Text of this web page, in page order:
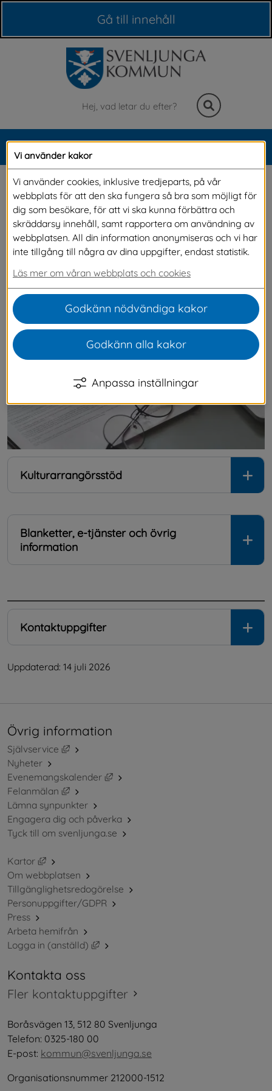
Gå till innehåll
Sök
Meny
Bidrag och stipendier
inom kultur
Vill du söka kulturarrangörsstöd? Då har du
kommit rätt! På denna sida hittar du
erbjuder och hur du ansöker om dessa.
Kulturarrangörsstöd
Blanketter, e-tjänster och övrig
information
Kontaktuppgifter
Uppdaterad: 14 juli 2026
Övrig information
Självservice
Länk till annan webbplats, öppnas i nytt fönster.
Nyheter
Evenemangskalender
Länk till annan webbplats, öppnas i
Felanmälan
Länk till annan webbplats, öppnas i nytt fönster.
Lämna synpunkter
Engagera dig och påverka
Tyck till om svenljunga.se
Kartor
Länk till annan webbplats, öppnas i nytt fönster.
Om webbplatsen
Tillgänglighetsredogörelse
Personuppgifter/GDPR
Press
Arbeta hemifrån
Logga in (anställd)
Länk till annan webbplats, öppnas i nytt
Kontakta oss
Fler kontaktuppgifter
Boråsvägen 13, 512 80 Svenljunga
Telefon: 0325-180 00
E-post: kommun@svenljunga.se
Organisationsnummer 212000-1512
Vi använder kakor
Vi använder cookies, inklusive tredjeparts, på vår
webbplats för att den ska fungera så bra som möjligt för
dig som besökare, för att vi ska kunna förbättra och
skräddarsy innehåll, samt rapportera om användning av
webbplatsen. All din information anonymiseras och vi har
inte tillgång till några av dina uppgifter, endast statistik.
Läs mer om våran webbplats och cookies
Godkänn nödvändiga kakor
Godkänn alla kakor
Anpassa inställningar